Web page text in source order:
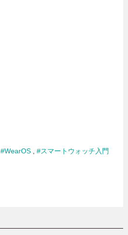
#WearOS #スマートウォッチ入門